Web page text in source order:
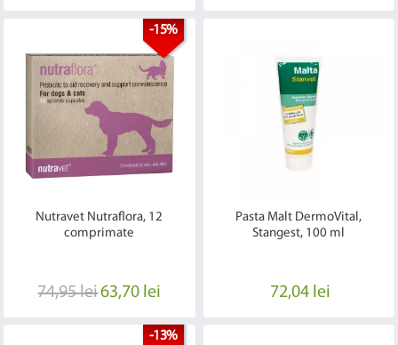
-15%
Nutravet Nutraflora, 12
comprimate
74,95 lei63,70 lei
Pasta Malt DermoVital,
Stangest, 100 ml
72,04 lei
-13%